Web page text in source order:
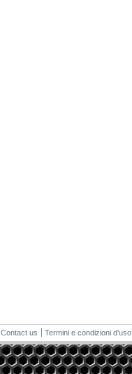
Contact us Termini e condizioni d'uso